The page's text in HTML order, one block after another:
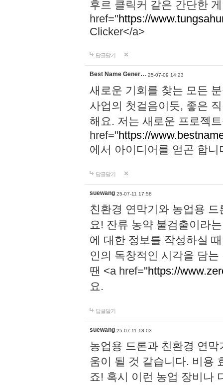
후르 클릭커 같은 간단한
href="https://
Clicker</a>
답글달기
Best Name Gener… 25-07-09 14:23
새로운 기회를 찾는 모든
사업의 첫걸음이듯, 좋은
해요. 저는 새로운 프로젝
href="https://
에서 아이디어를 얻곤 합
답글달기
suewang 25-07-11 17:58
친환경 연막기와 농업용
요! 잔류 농약 불검출이라
에 대한 정보를 작성하실
인의 독창적인 시각을 담
땐 <a href="https://
요.
답글달기
suewang 25-07-11 18:03
농업용 드론과 친환경 연
움이 될 것 같습니다. 비용
죠! 혹시 이런 농업 장비나